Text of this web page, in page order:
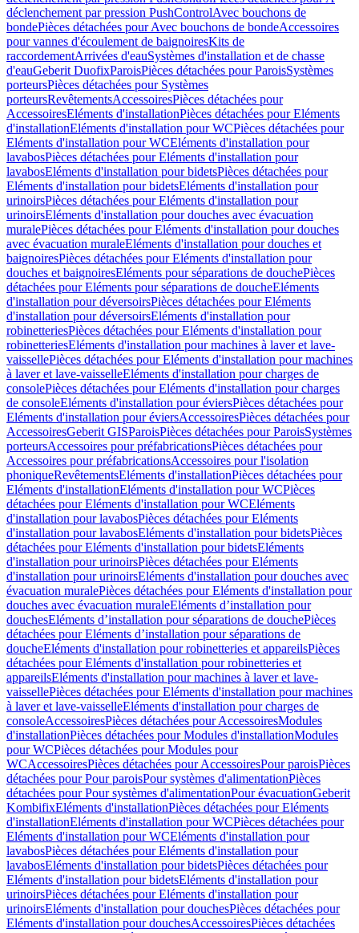
déclenchement par pression PushControlAvec bouchons de
bondePièces détachées pour Avec bouchons de bondeAccessoires
pour vannes d'écoulement de baignoiresKits de
raccordementArrivées d'eauSystèmes d'installation et de chasse
d'eauGeberit DuofixParoisPièces détachées pour ParoisSystèmes
porteursPièces détachées pour Systèmes
porteursRevêtementsAccessoiresPièces détachées pour
AccessoiresEléments d'installationPièces détachées pour Eléments
d'installationEléments d'installation pour WCPièces détachées pour
Eléments d'installation pour WCEléments d'installation pour
lavabosPièces détachées pour Eléments d'installation pour
lavabosEléments d'installation pour bidetsPièces détachées pour
Eléments d'installation pour bidetsEléments d'installation pour
urinoirsPièces détachées pour Eléments d'installation pour
urinoirsEléments d'installation pour douches avec évacuation
muralePièces détachées pour Eléments d'installation pour douches
avec évacuation muraleEléments d'installation pour douches et
baignoiresPièces détachées pour Eléments d'installation pour
douches et baignoiresEléments pour séparations de douchePièces
détachées pour Eléments pour séparations de doucheEléments
d'installation pour déversoirsPièces détachées pour Eléments
d'installation pour déversoirsEléments d'installation pour
robinetteriesPièces détachées pour Eléments d'installation pour
robinetteriesEléments d'installation pour machines à laver et lave-
vaissellePièces détachées pour Eléments d'installation pour machines
à laver et lave-vaisselleEléments d'installation pour charges de
consolePièces détachées pour Eléments d'installation pour charges
de consoleEléments d'installation pour éviersPièces détachées pour
Eléments d'installation pour éviersAccessoiresPièces détachées pour
AccessoiresGeberit GISParoisPièces détachées pour ParoisSystèmes
porteursAccessoires pour préfabricationsPièces détachées pour
Accessoires pour préfabricationsAccessoires pour l'isolation
phoniqueRevêtementsEléments d'installationPièces détachées pour
Eléments d'installationEléments d'installation pour WCPièces
détachées pour Eléments d'installation pour WCEléments
d'installation pour lavabosPièces détachées pour Eléments
d'installation pour lavabosEléments d'installation pour bidetsPièces
détachées pour Eléments d'installation pour bidetsEléments
d'installation pour urinoirsPièces détachées pour Eléments
d'installation pour urinoirsEléments d'installation pour douches avec
évacuation muralePièces détachées pour Eléments d'installation pour
douches avec évacuation muraleEléments d’installation pour
douchesEléments d’installation pour séparations de douchePièces
détachées pour Eléments d’installation pour séparations de
doucheEléments d'installation pour robinetteries et appareilsPièces
détachées pour Eléments d'installation pour robinetteries et
appareilsEléments d'installation pour machines à laver et lave-
vaissellePièces détachées pour Eléments d'installation pour machines
à laver et lave-vaisselleEléments d'installation pour charges de
consoleAccessoiresPièces détachées pour AccessoiresModules
d'installationPièces détachées pour Modules d'installationModules
pour WCPièces détachées pour Modules pour
WCAccessoiresPièces détachées pour AccessoiresPour paroisPièces
détachées pour Pour paroisPour systèmes d'alimentationPièces
détachées pour Pour systèmes d'alimentationPour évacuationGeberit
KombifixEléments d'installationPièces détachées pour Eléments
d'installationEléments d'installation pour WCPièces détachées pour
Eléments d'installation pour WCEléments d'installation pour
lavabosPièces détachées pour Eléments d'installation pour
lavabosEléments d'installation pour bidetsPièces détachées pour
Eléments d'installation pour bidetsEléments d'installation pour
urinoirsPièces détachées pour Eléments d'installation pour
urinoirsEléments d'installation pour douchesPièces détachées pour
Eléments d'installation pour douchesAccessoiresPièces détachées